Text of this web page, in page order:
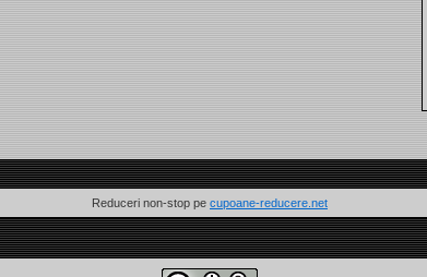
Reduceri non-stop pe cupoane-reducere.net